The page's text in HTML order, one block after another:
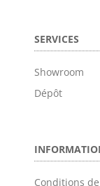
SERVICES
Showroom
Dépôt
Conditions